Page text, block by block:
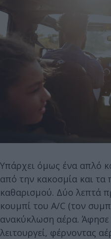
Υπάρχει όμως ένα απλό
από την κακοσμία και τα
καθαρισμού. Δύο λεπτά
κουμπί του A/C (τον
ανακύκλωση αέρα.
λειτουργεί, φέρνοντας